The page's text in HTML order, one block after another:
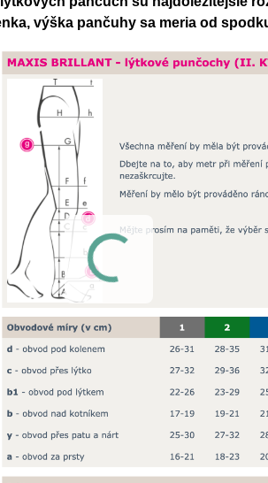
výška pančuhy sa meria od